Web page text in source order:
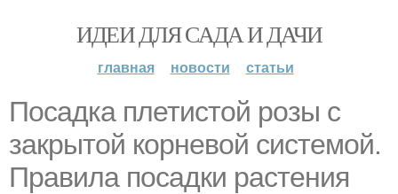
ИДЕИ ДЛЯ САДА И ДАЧИ
главная новости статьи
Посадка плетистой розы с
закрытой корневой системой.
Правила посадки растения